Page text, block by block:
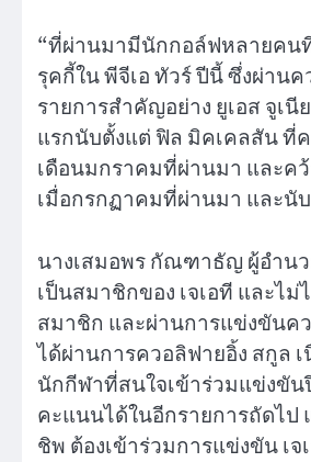
“ที่ผ่านมามีนักกอล์ฟหลายคน
รุคกี้ใน พีจีเอ ทัวร์ ปีนี้ ซึ่งผ่าน
รายการสำคัญอย่าง ยูเอส จูเนี
แรกนับตั้งแต่ ฟิล มิคเคลสัน ที่
เดือนมกราคมที่ผ่านมา และค
เมื่อกรกฏาคมที่ผ่านมา และนับ
นางเสมอพร กัณฑาธัญ ผู้อำนว
เป็นสมาชิกของ เจเอที และไ
สมาชิก และผ่านการแข่งขันค
ได้ผ่านการควอลิฟายอิ้ง สกูล
นักกีฬาที่สนใจเข้าร่วมแข่งขั
คะแนนได้ในอีกรายการถัดไป
ชิพ ต้องเข้าร่วมการแข่งขัน เ